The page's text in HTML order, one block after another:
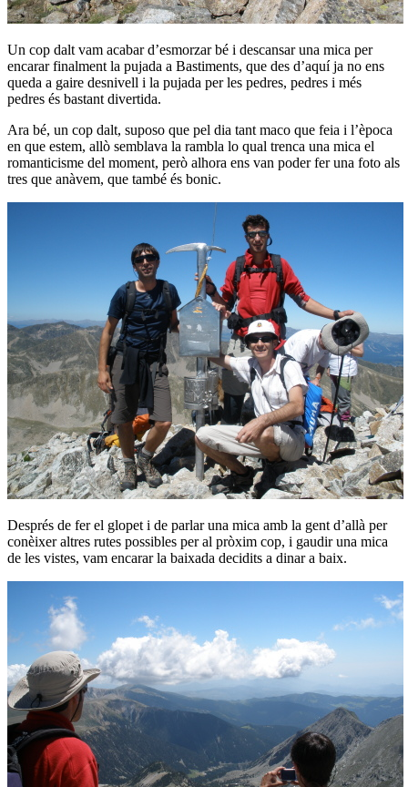
Un cop dalt vam acabar d’esmorzar bé i descansar una mica per
encarar finalment la pujada a Bastiments, que des d’aquí ja no ens
queda a gaire desnivell i la pujada per les pedres, pedres i més
pedres és bastant divertida.
Ara bé, un cop dalt, suposo que pel dia tant maco que feia i l’època
en que estem, allò semblava la rambla lo qual trenca una mica el
romanticisme del moment, però alhora ens van poder fer una foto als
tres que anàvem, que també és bonic.
Després de fer el glopet i de parlar una mica amb la gent d’allà per
conèixer altres rutes possibles per al pròxim cop, i gaudir una mica
de les vistes, vam encarar la baixada decidits a dinar a baix.